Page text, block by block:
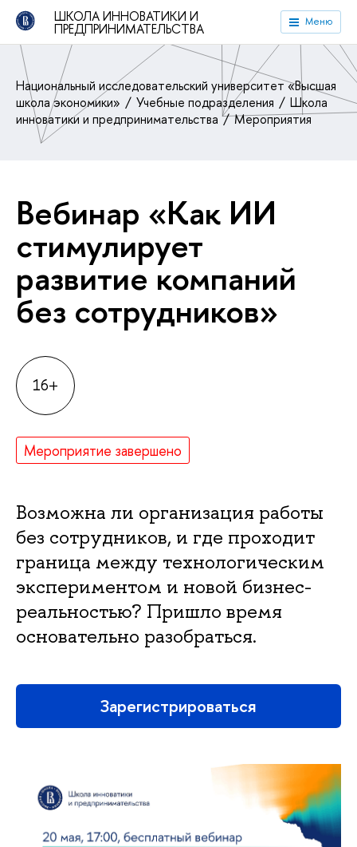
ШКОЛА ИННОВАТИКИ И
ПРЕДПРИНИМАТЕЛЬСТВА Меню
Национальный исследовательский университет «Высшая
школа экономики»
Учебные подразделения
Школа
инноватики и предпринимательства
Мероприятия
ебинар «Как ИИ
стимулирует
развитие компаний
ез сотрудников»
16+
Мероприятие завершено
озможна ли организация работы
ез сотрудников, и где проходит
раница между технологическим
экспериментом и новой бизнес-
реальностью? Пришло время
основательно разобраться.
Зарегистрироваться